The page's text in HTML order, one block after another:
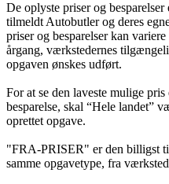
De oplyste priser og
tilmeldt Autobutler og deres
priser og besparelser kan
årgang, værkstedernes
opgaven ønskes udført.
For at se den laveste mulige
besparelse, skal “Hele landet”
oprettet opgave.
"FRA-PRISER" er den billigst
samme opgavetype, fra